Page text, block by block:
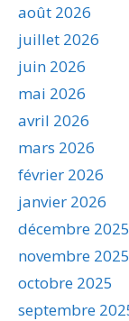
août 2026
juillet 2026
juin 2026
mai 2026
avril 2026
mars 2026
février 2026
janvier 2026
décembre 2025
novembre 2025
octobre 2025
septembre